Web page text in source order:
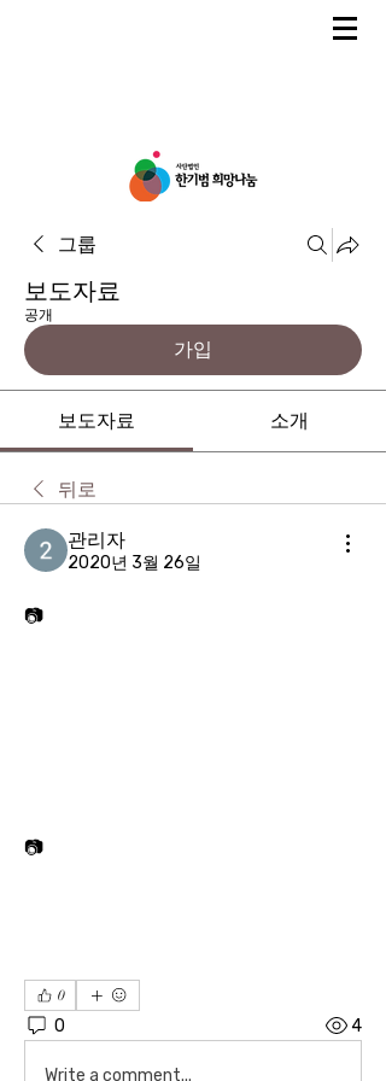
그룹
보도자료
공개
가입
보도자료 소개
뒤로
관리자
2020년 3월 26일
📷
📷
0
0 4
Write a comment...